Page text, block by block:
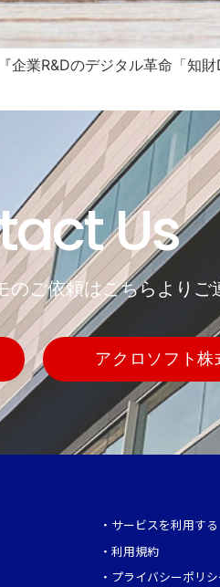
業R&Dのデジタル革命「知財
Us
のご依頼はこちらよりご
アクロソフト株
・ サービスを利用する
・ 利用規約
・ プライバシーポリ